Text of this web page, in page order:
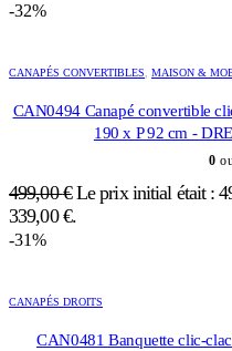
-32%
CANAPÉS CONVERTIBLES MAISON &
CAN0494 Canapé convertible
190 x P 92 cm -
0
499,00€ Le prix initial était :
339,00 €.
-31%
CANAPÉS DROITS
CAN0481 Banquette clic-